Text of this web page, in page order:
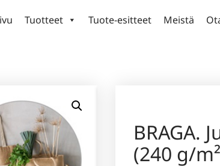
Tuotteet Tuote-esitteet Meistä
BRAGA.
(240 g/